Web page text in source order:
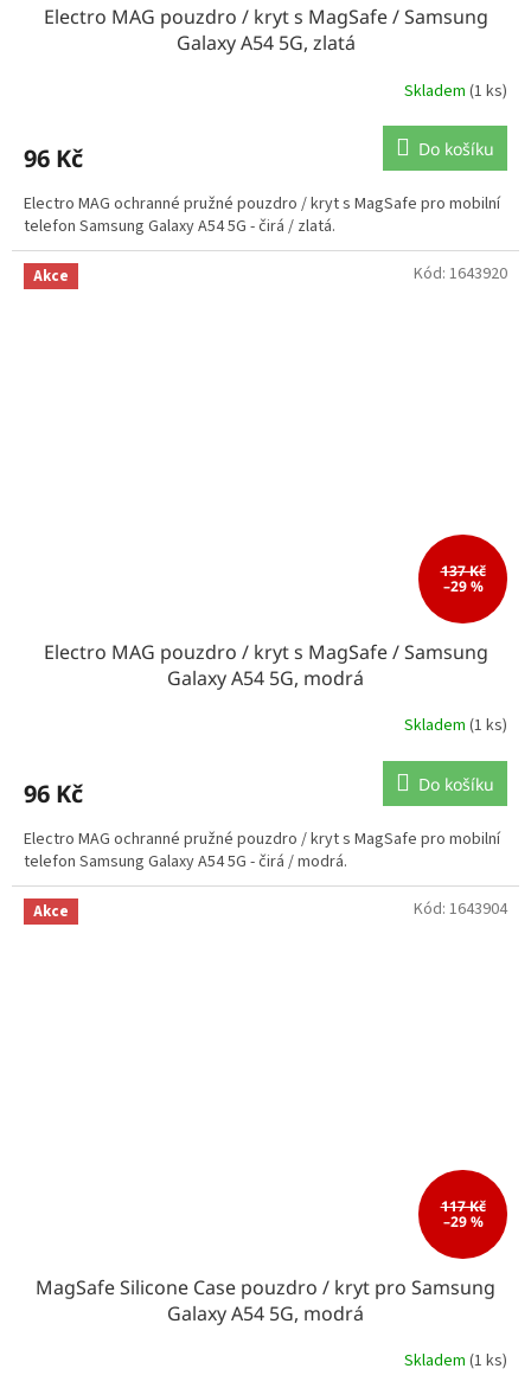
Electro MAG pouzdro / kryt s MagSafe / Samsung
Galaxy A54 5G, zlatá
Skladem (1 ks)
96 Kč Do košíku
Electro MAG ochranné pružné pouzdro / kryt s MagSafe pro mobilní
telefon Samsung Galaxy A54 5G - čirá / zlatá.
Akce
137 Kč
–29 %
Electro MAG pouzdro / kryt s MagSafe / Samsung
Galaxy A54 5G, modrá
Skladem (1 ks)
96 Kč Do košíku
Electro MAG ochranné pružné pouzdro / kryt s MagSafe pro mobilní
telefon Samsung Galaxy A54 5G - čirá / modrá.
Kód: 1643920
Akce
117 Kč
–29 %
MagSafe Silicone Case pouzdro / kryt pro Samsung
Galaxy A54 5G, modrá
Skladem (1 ks)
Kód: 1643904